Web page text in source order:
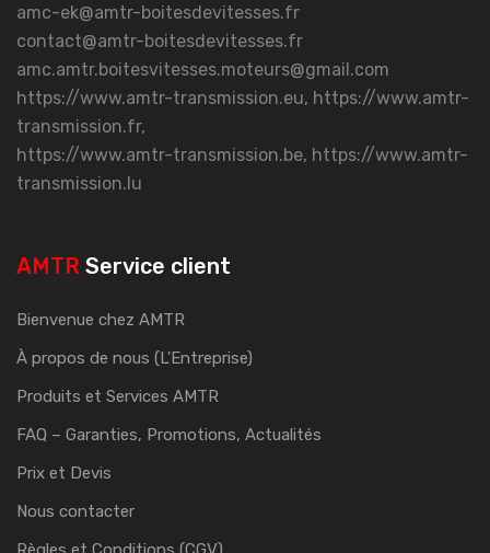
amc-ek@amtr-boitesdevitesses.fr
contact@amtr-boitesdevitesses.fr
amc.amtr.boitesvitesses.moteurs@gmail.com
https://www.amtr-transmission.eu, https://www.amtr-
transmission.fr,
https://www.amtr-transmission.be, https://www.amtr-
transmission.lu
AMTR Service client
Bienvenue chez AMTR
À propos de nous (L'Entreprise)
Produits et Services AMTR
FAQ – Garanties, Promotions, Actualités
Prix et Devis
Nous contacter